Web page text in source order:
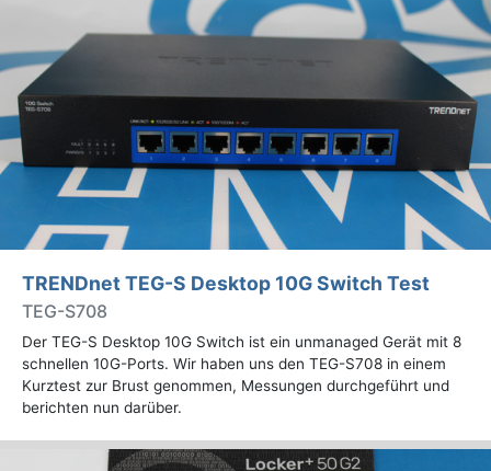
TRENDnet TEG-S Desktop 10G Switch Test
TEG-S708
Der TEG-S Desktop 10G Switch ist ein unmanaged Gerät mit 8
schnellen 10G-Ports. Wir haben uns den TEG-S708 in einem
Kurztest zur Brust genommen, Messungen durchgeführt und
berichten nun darüber.